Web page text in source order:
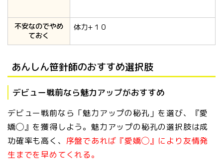
不安なのでやめ
ておく
体力+１０
あんしん笹針師のおすすめ選択肢
デビュー戦前なら魅力アップがおすすめ
デビュー戦前なら「魅力アップの秘孔」を選び、『愛
嬌◯』を獲得しよう。魅力アップの秘孔の選択肢は成
功確率も高く、 序盤であれば『愛嬌◯』により友情発
生までを早めてくれる。